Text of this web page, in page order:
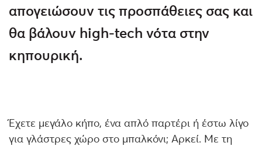
απογειώσουν τις προσπάθειες σας και
θα βάλουν high-tech νότα στην
κηπουρική.
Έχετε μεγάλο κήπο, ένα απλό παρτέρι ή έστω λίγο
για γλάστρες χώρο στο μπαλκόνι; Αρκεί. Με τη